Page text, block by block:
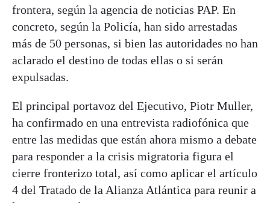
frontera, según la agencia de noticias PAP. En
concreto, según la Policía, han sido arrestadas
más de 50 personas, si bien las autoridades no han
aclarado el destino de todas ellas o si serán
expulsadas.
El principal portavoz del Ejecutivo, Piotr Muller,
ha confirmado en una entrevista radiofónica que
entre las medidas que están ahora mismo a debate
para responder a la crisis migratoria figura el
cierre fronterizo total, así como aplicar el artículo
4 del Tratado de la Alianza Atlántica para reunir a